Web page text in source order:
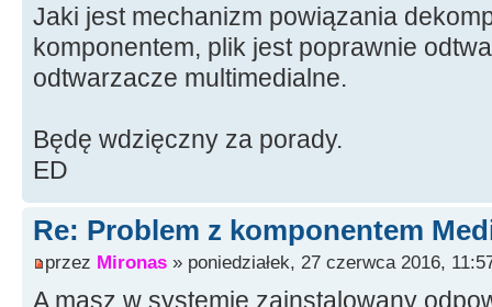
Jaki jest mechanizm powiązania
komponentem, plik jest poprawnie
odtwarzacze multimedialne.
Będę wdzięczny za porady.
ED
Re: Problem z komponentem
przez Mironas » poniedziałek, 27 czerwca 2016,
A masz w systemie zainstalowany